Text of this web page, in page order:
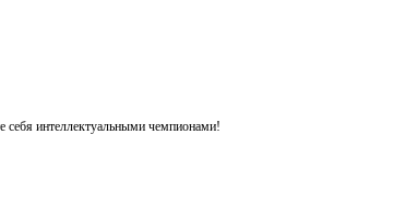
себя интеллектуальными чемпионами!